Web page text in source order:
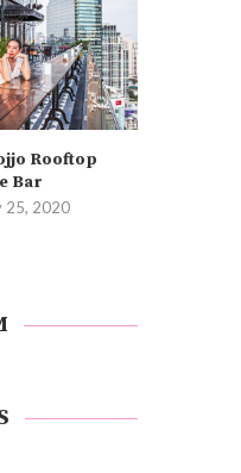
Rooftop
Bar
25, 2020